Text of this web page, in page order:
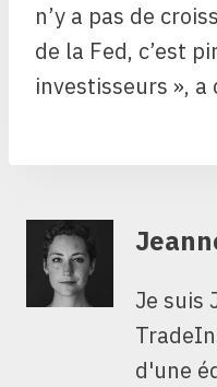
n’y a pas de
de la Fed, c’est
investisseurs », a
Je suis
d'une